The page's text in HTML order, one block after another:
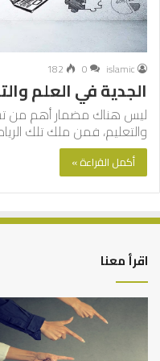
islamic
0
182
الجدية في العلم
ليس هناك مضمار أهم من
والتعليم، فمن ملك تلك
أكمل القراءة »
اقرأ معنا
التوازن
بين
عمل